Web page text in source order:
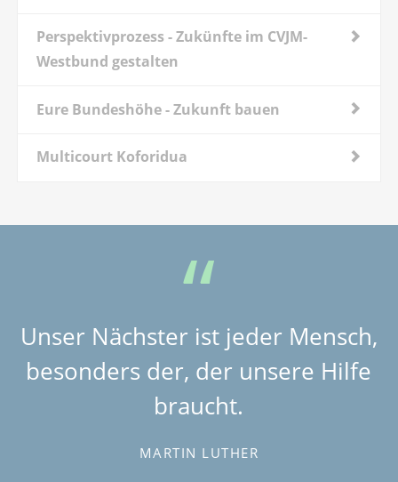
Perspektivprozess - Zukünfte im CVJM-
Westbund gestalten
Eure Bundeshöhe - Zukunft bauen
Multicourt Koforidua
Unser Nächster ist jeder Mensch,
besonders der, der unsere Hilfe
braucht.
MARTIN LUTHER